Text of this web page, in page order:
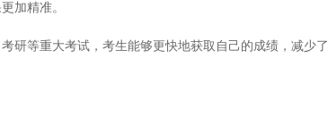
加精准。
等重大考试，考生能够更快地获取自己的成绩，减少了